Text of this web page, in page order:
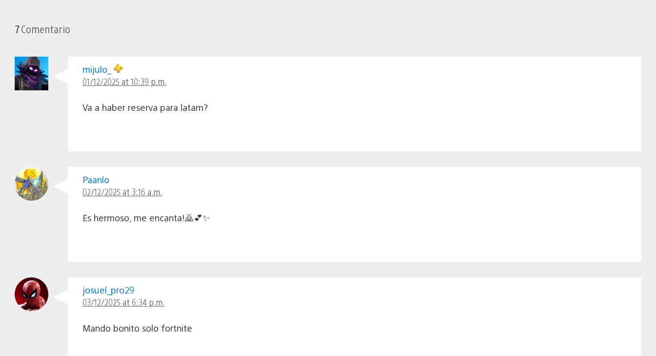
7Comentario
mijulo_
01/12/2025 at 10:39 p.m.
Va a haber reserva para latam?
Paanlo
02/12/2025 at 3:16 a.m.
Es hermoso, me encanta!🙇💕✨
josuel_pro29
03/12/2025 at 6:34 p.m.
Mando bonito solo fortnite